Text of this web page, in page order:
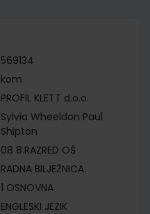
569134
kom
PROFIL KLETT d.o.o.
Sylvia Wheeldon Paul
Shipton
08 8.RAZRED OŠ
RADNA BILJEŽNICA
1 OSNOVNA
ENGLESKI JEZIK